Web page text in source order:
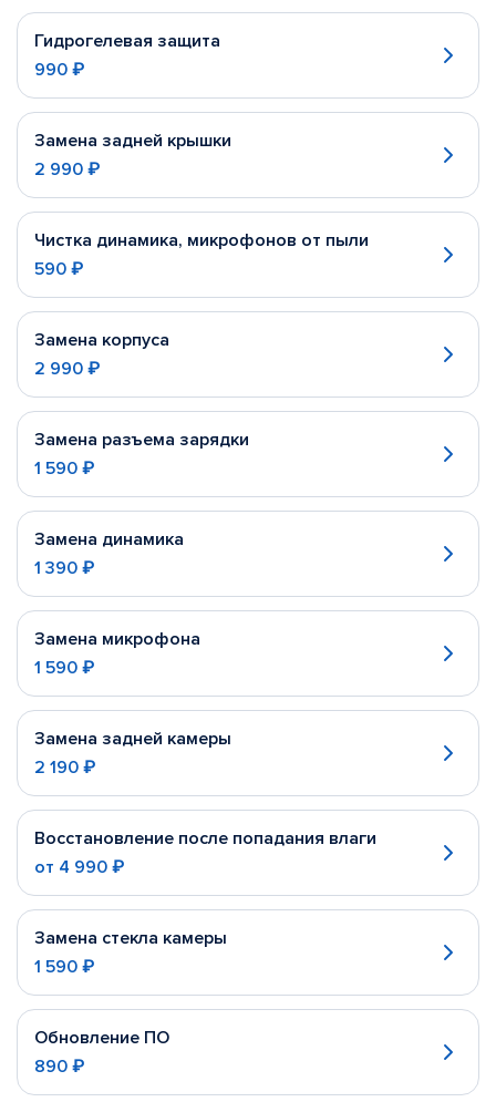
Гидрогелевая защита
990 ₽
Замена задней крышки
2 990 ₽
Чистка динамика, микрофонов от пыли
590 ₽
Замена корпуса
2 990 ₽
Замена разъема зарядки
1 590 ₽
Замена динамика
1 390 ₽
Замена микрофона
1 590 ₽
Замена задней камеры
2 190 ₽
Восстановление после попадания влаги
от 4 990 ₽
Замена стекла камеры
1 590 ₽
Обновление ПО
890 ₽